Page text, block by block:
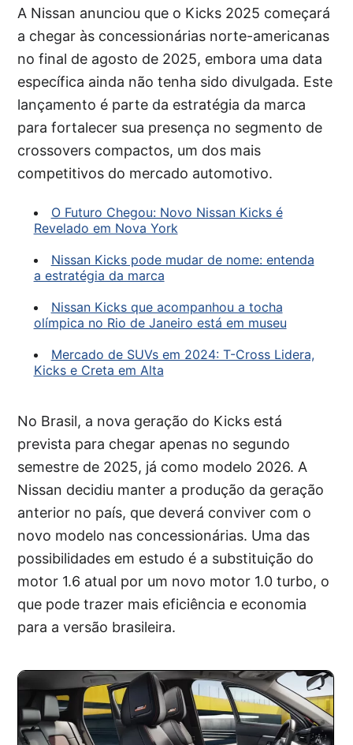
A Nissan anunciou que o Kicks 2025 começará
a chegar às concessionárias norte-americanas
no final de agosto de 2025, embora uma data
específica ainda não tenha sido divulgada. Este
lançamento é parte da estratégia da marca
para fortalecer sua presença no segmento de
crossovers compactos, um dos mais
competitivos do mercado automotivo.
O Futuro Chegou: Novo Nissan Kicks é
Revelado em Nova York
Nissan Kicks pode mudar de nome: entenda
a estratégia da marca
Nissan Kicks que acompanhou a tocha
olímpica no Rio de Janeiro está em museu
Mercado de SUVs em 2024: T-Cross Lidera,
Kicks e Creta em Alta
No Brasil, a nova geração do Kicks está
prevista para chegar apenas no segundo
semestre de 2025, já como modelo 2026. A
Nissan decidiu manter a produção da geração
anterior no país, que deverá conviver com o
novo modelo nas concessionárias. Uma das
possibilidades em estudo é a substituição do
motor 1.6 atual por um novo motor 1.0 turbo, o
que pode trazer mais eficiência e economia
para a versão brasileira.